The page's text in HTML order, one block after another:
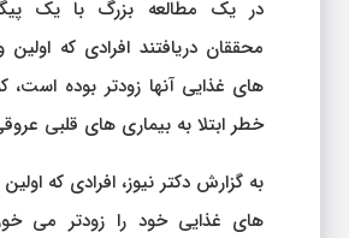
محققان دریافتند افرادی که
های غذایی آنها زودتر بوده
خطر ابتلا به بیماری های قلبی
به گزارش دکتر نیوز، افرادی که
های غذایی خود را زودتر می